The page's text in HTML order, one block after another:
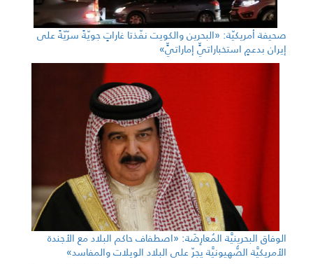
صحيفة أمريكيّة: «البحرين والكويت نفّذتا غاراتٍ جويّةً سرّيّةً على
إيران بدعمٍ استخباراتيٍّ إماراتيٍّ»
الوفاق البحرينيَّة المُعارِضَة: «اصطفاف حاكم البلاد مع الأجندة
الأمريكيَّة الصُّهيونيَّة يجرّ على البلاد الويلات والمفاسد»